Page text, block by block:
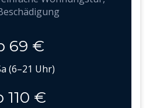
69 €
(6–21 Uhr)
110 €